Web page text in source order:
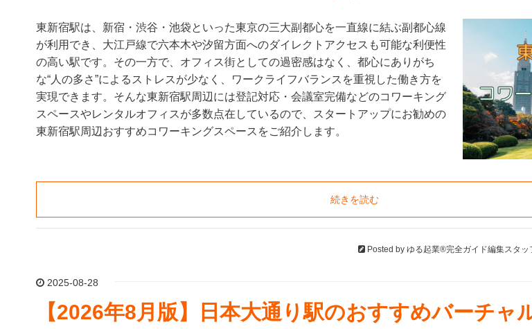
東新宿駅は、新宿・渋谷・池袋といった東京の三大副都心を一直線に結ぶ副都心線
が利用でき、大江戸線で六本木や汐留方面へのダイレクトアクセスも可能な利便性
の高い駅です。その一方で、オフィス街としての過密感はなく、都心にありがち
な“人の多さ”によるストレスが少なく、ワークライフバランスを重視した働き方を
実現できます。そんな東新宿駅周辺には登記対応・会議室完備などのコワーキング
スペースやレンタルオフィスが多数点在しているので、スタートアップにお勧めの
東新宿駅周辺おすすめコワーキングスペースをご紹介します。
続きを読む
Posted by ゆる起業®完全ガイド編集スタッ
2025-08-28
【2026年8月版】日本大通り駅のおすすめバーチャ